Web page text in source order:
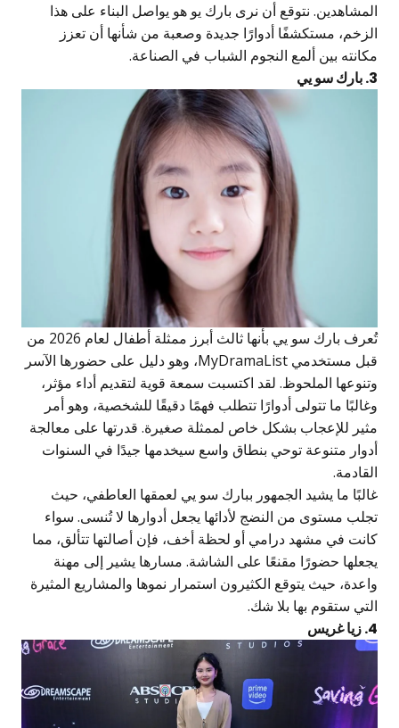
نتوقع أن نرى بارك يو هو يواصل البناء على هذا
مستكشفًا أدوارًا جديدة وصعبة من شأنها أن تعزز
بين ألمع النجوم الشباب في الصناعة.
تُعرف بارك سو يي بأنها ثالث أبرز ممثلة أطفال لعام 2026 من
قبل مستخدمي MyDramaList، وهو دليل على حضورها الآسر
الملحوظ. لقد اكتسبت سمعة قوية لتقديم أداء مؤثر،
ما تتولى أدوارًا تتطلب فهمًا دقيقًا للشخصية، وهو أمر
للإعجاب بشكل خاص لممثلة صغيرة. قدرتها على معالجة
متنوعة توحي بنطاق واسع سيخدمها جيدًا في السنوات
ما يشيد الجمهور ببارك سو يي لعمقها العاطفي، حيث
مستوى من النضج لأدائها يجعل أدوارها لا تُنسى. سواء
في مشهد درامي أو لحظة أخف، فإن أصالتها تتألق، مما
حضورًا مقنعًا على الشاشة. مسارها يشير إلى مهنة
حيث يتوقع الكثيرون استمرار نموها والمشاريع المثيرة
ستقوم بها بلا شك.